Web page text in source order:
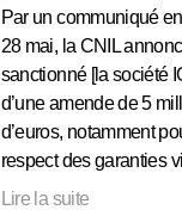
Par un communiqué
28 mai, la CNIL
sanctionné [la société
d’une amende de 5
d’euros, notamment
respect des garanties
Lire la suite